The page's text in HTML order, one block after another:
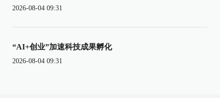
2026-08-04 09:31
“AI+创业”加速科技成果孵化
2026-08-04 09:31